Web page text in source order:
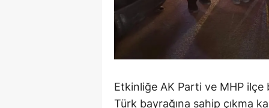
Etkinliğe AK Parti ve MHP ilçe
Türk bayrağına sahip çıkma